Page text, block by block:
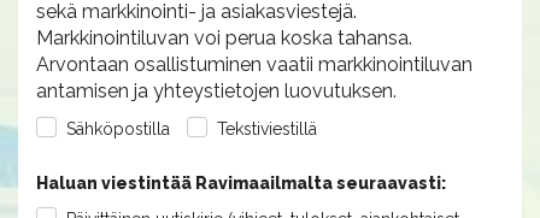
sekä markkinointi- ja asiakasviestejä.
Markkinointiluvan voi perua koska tahansa.
Arvontaan osallistuminen vaatii markkinointiluvan
antamisen ja yhteystietojen luovutuksen.
Sähköpostilla Tekstiviestillä
Haluan viestintää Ravimaailmalta seuraavasti: